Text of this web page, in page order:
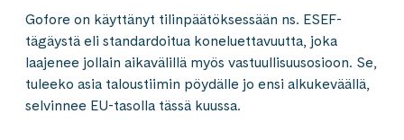
Gofore on käyttänyt tilinpäätöksessään ns. ESEF-
tägäystä eli standardoitua koneluettavuutta, joka
laajenee jollain aikavälillä myös vastuullisuusosioon. Se,
tuleeko asia taloustiimin pöydälle jo ensi alkukeväällä,
selvinnee EU-tasolla tässä kuussa.